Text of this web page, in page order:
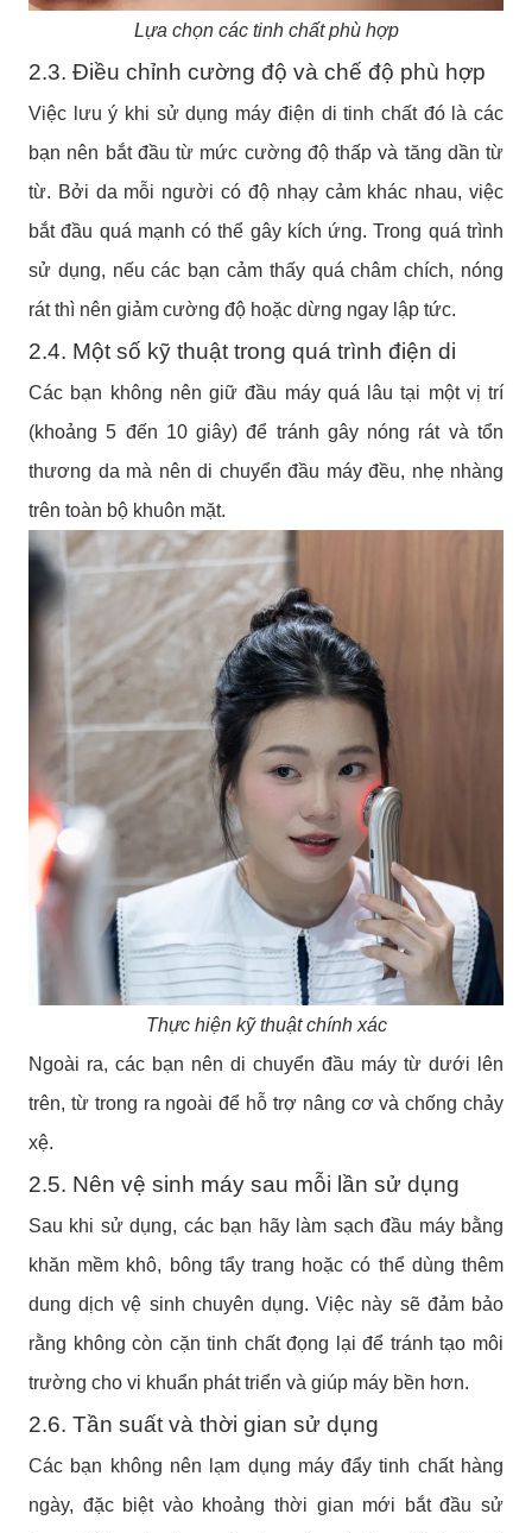
Lựa chọn các tinh chất phù hợp
2.3. Điều chỉnh cường độ và chế độ phù hợp
Việc lưu ý khi sử dụng máy điện di tinh chất đó là các
bạn nên bắt đầu từ mức cường độ thấp và tăng dần từ
từ. Bởi da mỗi người có độ nhạy cảm khác nhau, việc
bắt đầu quá mạnh có thể gây kích ứng.Trong quá trình
sử dụng, nếu các bạn cảm thấy quá châm chích, nóng
rát thì nên giảm cường độ hoặc dừng ngay lập tức.
2.4. Một số kỹ thuật trong quá trình điện di
Các bạn không nên giữ đầu máy quá lâu tại một vị trí
(khoảng 5 đến 10 giây) để tránh gây nóng rát và tổn
thương da mà nên di chuyển đầu máy đều, nhẹ nhàng
trên toàn bộ khuôn mặt.
Thực hiện kỹ thuật chính xác
Ngoài ra, các bạn nên di chuyển đầu máy từ dưới lên
trên, từ trong ra ngoài để hỗ trợ nâng cơ và chống chảy
xệ.
2.5. Nên vệ sinh máy sau mỗi lần sử dụng
Sau khi sử dụng, các bạn hãy làm sạch đầu máy bằng
khăn mềm khô, bông tẩy trang hoặc có thể dùng thêm
dung dịch vệ sinh chuyên dụng. Việc này sẽ đảm bảo
rằng không còn cặn tinh chất đọng lại để tránh tạo môi
trường cho vi khuẩn phát triển và giúp máy bền hơn.
2.6. Tần suất và thời gian sử dụng
Các bạn không nên lạm dụng máy đẩy tinh chất hàng
ngày, đặc biệt vào khoảng thời gian mới bắt đầu sử